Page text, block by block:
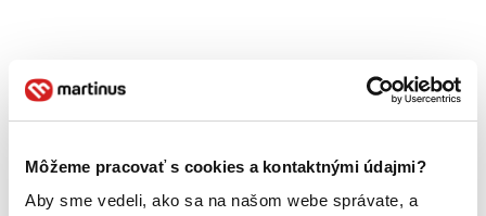
Môžeme pracovať s cookies a kontaktnými údajmi?
Aby sme vedeli, ako sa na našom webe správate, a